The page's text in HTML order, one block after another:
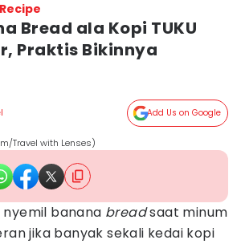
Recipe
Bread ala Kopi TUKU
Praktis Bikinnya
Add Us on Google
Travel with Lenses)
nyemil banana breadsaat minum
jika banyak sekali kedai kopi